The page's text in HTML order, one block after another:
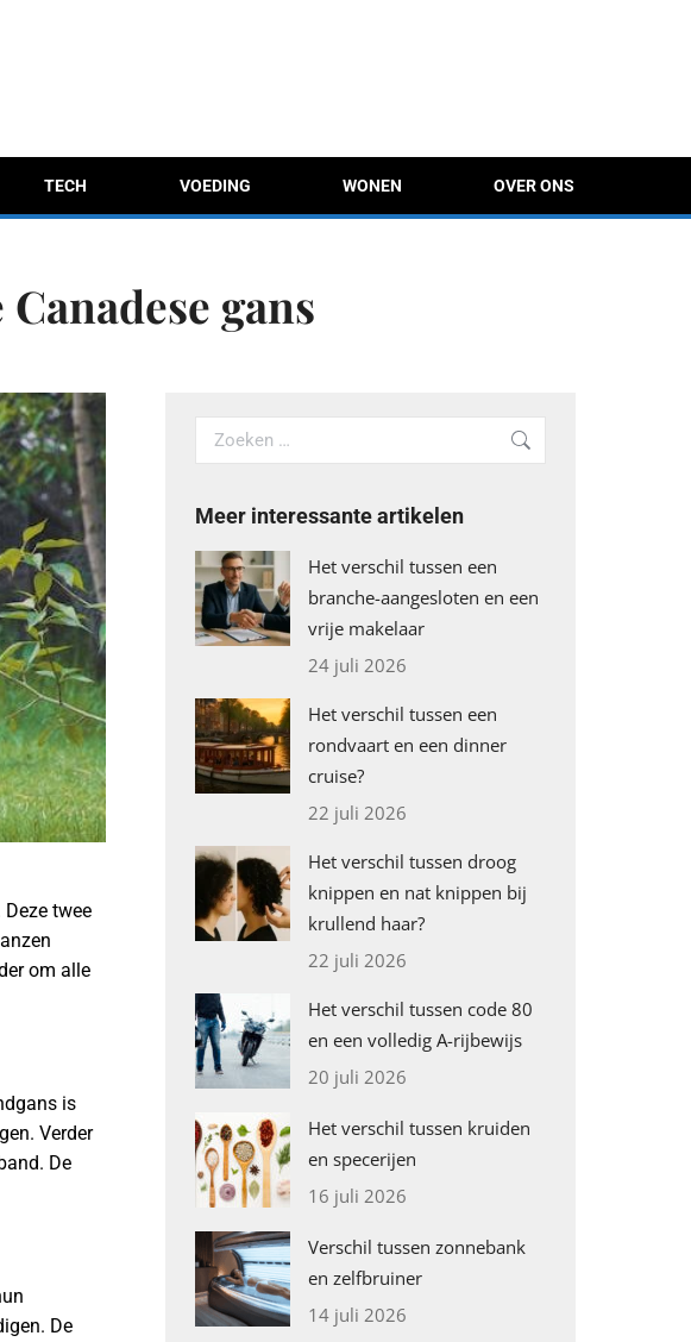
TECH VOEDING WONEN OVER ONS
gans
twee
om alle
is
Verder
De
De
Search:
Meer interessante artikelen
Het verschil tussen een
branche-aangesloten en een
vrije makelaar
24 juli 2026
Het verschil tussen een
rondvaart en een dinner
cruise?
22 juli 2026
Het verschil tussen droog
knippen en nat knippen bij
krullend haar?
22 juli 2026
Het verschil tussen code 80
en een volledig A-rijbewijs
20 juli 2026
Het verschil tussen kruiden
en specerijen
16 juli 2026
Verschil tussen zonnebank
en zelfbruiner
14 juli 2026